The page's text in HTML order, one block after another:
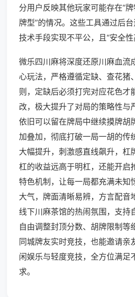
分用户反映其他玩家可能存在“
牌型”的情况。这些工具通过后
技术手段实现不平公，且“安全性
微乐四川麻将深度还原川麻血流
心玩法，严格遵循定缺、查花猪
则，定缺后必须打完对应花色才
改，极大提升了对局的策略性与
依旧可以留在牌局中继续摸牌胡
加叠加，彻底打破一局一胡的传
大幅提升，刺激感直线飙升，杠
杠的收益远高于明杠，还能开启
特色机制，让每一局都充满未知
大气，牌面清晰易辨，方言配音
线下川麻茶馆的热闹氛围，支持
自由调整封顶分数、胡牌限制等
同城牌友实时竞技，也能邀请亲
闲娱乐与轻度竞技，全方位满足
求。